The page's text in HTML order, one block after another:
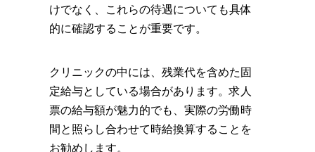
けでなく、これらの待遇についても具体
的に確認することが重要です。
クリニックの中には、残業代を含めた固
定給与としている場合があります。求人
票の給与額が魅力的でも、実際の労働時
間と照らし合わせて時給換算することを
お勧めします。